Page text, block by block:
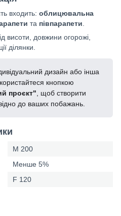
входить: облицювальна
та півпарапети
висоти, довжини огорожі,
ділянки.
дизайн або інша
кнопкою
проєкт" , щоб створити
до ваших побажань.
M 200
Менше 5%
F 120